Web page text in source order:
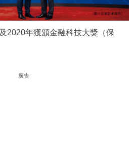
2020年獲頒金融科技大獎（保
廣告